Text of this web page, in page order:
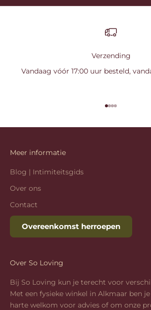
Verzending
Vandaag vóór 17:00 uur besteld,
Naar artikel 1
Naar artikel 2
Naar artikel
Naar artikel
Meer informatie
Blog | Intimiteitsgids
Over ons
Contact
Overeenkomst herroepen
Over So Loving
Bij So Loving kun je terecht voor
Met een fysieke winkel in Alkmaar ben
harte welkom voor advies of om onze